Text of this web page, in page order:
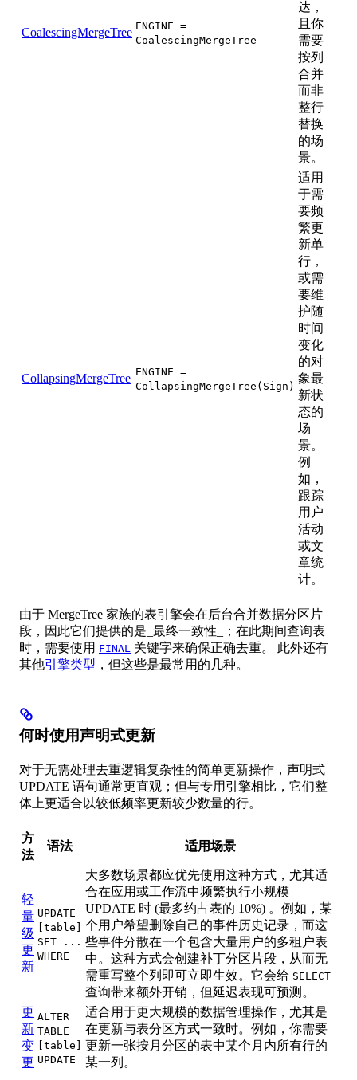
CoalescingMergeTree ENGINE =
CoalescingMergeTree
达，
且你
需要
按列
合并
而非
整行
替换
的场
景。
CollapsingMergeTree ENGINE =
CollapsingMergeTree(Sign)
适用
于需
要频
繁更
新单
行，
或需
要维
护随
时间
变化
的对
象最
新状
态的
场
景。
例
如，
跟踪
用户
活动
或文
章统
计。
由于 MergeTree 家族的表引擎会在后台合并数据分区片
段，因此它们提供的是_最终一致性_；在此期间查询表
时，需要使用 FINAL
关键字来确保正确去重。 此外还有
其他引擎类型 ，但这些是最常用的几种。
何时使用声明式更新
对于无需处理去重逻辑复杂性的简单更新操作，声明式
UPDATE 语句通常更直观；但与专用引擎相比，它们整
体上更适合以较低频率更新较少数量的行。
方
法
语法 适用场景
轻
量
级
更
新
UPDATE
[table]
SET ...
WHERE
大多数场景都应优先使用这种方式，尤其适
合在应用或工作流中频繁执行小规模
UPDATE 时 (最多约占表的 10%) 。例如，某
个用户希望删除自己的事件历史记录，而这
些事件分散在一个包含大量用户的多租户表
中。这种方式会创建补丁分区片段，从而无
需重写整个列即可立即生效。它会给 SELECT
查询带来额外开销，但延迟表现可预测。
更
新
变
更
ALTER
TABLE
[table]
UPDATE
适合用于更大规模的数据管理操作，尤其是
在更新与表分区方式一致时。例如，你需要
更新一张按月分区的表中某个月内所有行的
某一列。